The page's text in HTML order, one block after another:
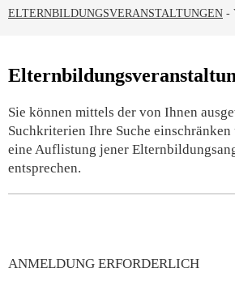
ELTERNBILDUNGSVERANSTALTUNGEN -
Sie können mittels der von Ihnen
Suchkriterien Ihre Suche einschränken
eine Auflistung jener
entsprechen.
ANMELDUNG ERFORDERLICH